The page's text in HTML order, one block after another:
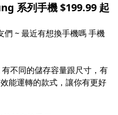
系列手機 $199.99 起
~ 最近有想換手機嗎 手機
不同的儲存容量跟尺寸，有
能運轉的款式，讓你有更好